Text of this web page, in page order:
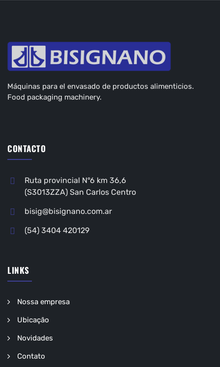
Máquinas para el envasado de productos alimenticios.
Food packaging machinery.
CONTACTO
Ruta provincial N°6 km 36,6
(S3013ZZA) San Carlos Centro
bisig@bisignano.com.ar
(54) 3404 420129
LINKS
Nossa empresa
Ubicação
Novidades
Contato